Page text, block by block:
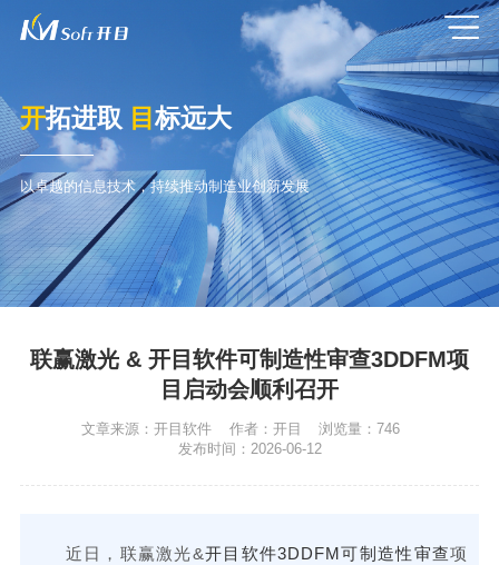
开拓进取 目 标远大
以卓越的信息技术，持续推动制造业创新发展
联赢激光 & 开目软件可制造性审查3DDFM项
目启动会顺利召开
文章来源：开目软件 作者： 开目 浏览量：746
发布时间： 2026-06-12
近日，联赢激光&开目软件3DDFM可制造性审查项